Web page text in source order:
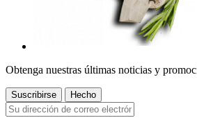
Obtenga nuestras últimas noticias y